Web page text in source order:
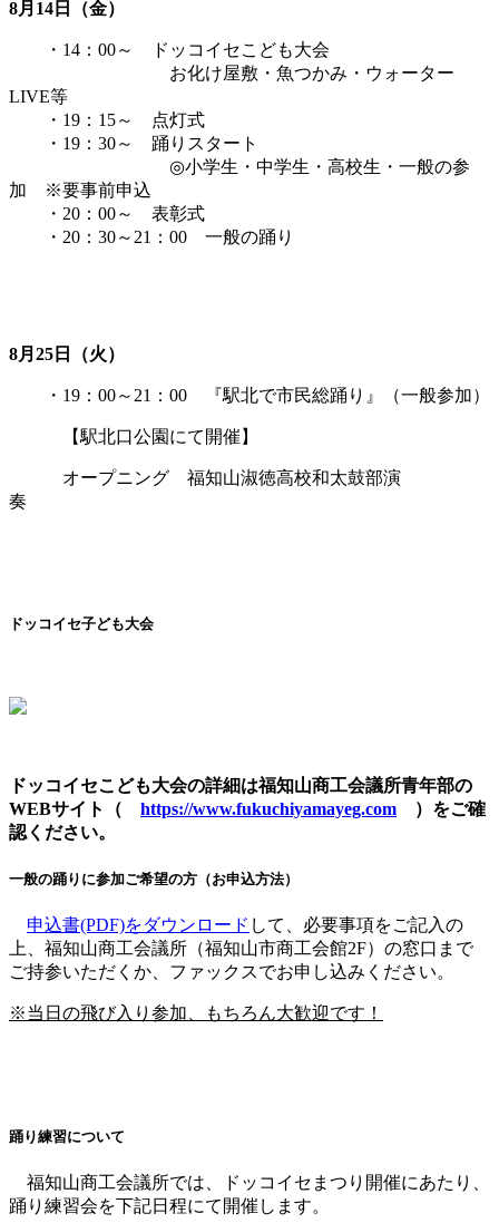
8月14日（金）
・14：00～ ドッコイセこども大会
お化け屋敷・魚つかみ・ウォーター
LIVE等
・19：15～ 点灯式
・19：30～ 踊りスタート
◎小学生・中学生・高校生・一般の参
加 ※要事前申込
・20：00～ 表彰式
・20：30～21：00 一般の踊り
8月25日（火）
・19：00～21：00 『駅北で市民総踊り』（一般参加）
【駅北口公園にて開催】
オープニング 福知山淑徳高校和太鼓部演
奏
ドッコイセ子ども大会
ドッコイセこども大会の詳細は福知山商工会議所青年部の
WEBサイト（ https://www.fukuchiyamayeg.com ）をご確
認ください。
一般の踊りに参加ご希望の方（お申込方法）
申込書(PDF)をダウンロード して、必要事項をご記入の
上、福知山商工会議所（福知山市商工会館2F）の窓口まで
ご持参いただくか、ファックスでお申し込みください。
※当日の飛び入り参加、もちろん大歓迎です！
踊り練習について
福知山商工会議所では、ドッコイセまつり開催にあたり、
踊り練習会を下記日程にて開催します。